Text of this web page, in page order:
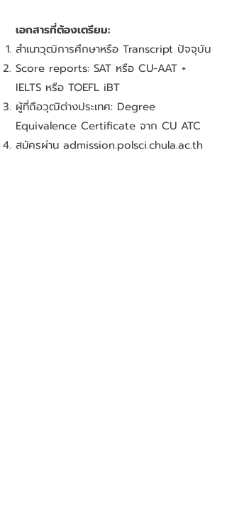
เอกสารที่ต้องเตรียม:
สำเนาวุฒิการศึกษาหรือ Transcript ปัจจุบัน
Score reports: SAT หรือ CU-AAT +
IELTS หรือ TOEFL iBT
ผู้ที่ถือวุฒิต่างประเทศ: Degree
Equivalence Certificate จาก CU ATC
สมัครผ่าน admission.polsci.chula.ac.th